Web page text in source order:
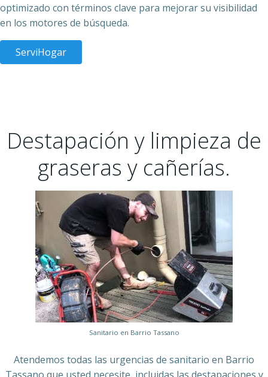
optimizado con términos clave para mejorar su visibilidad
en los motores de búsqueda.
ServiHogar
Destapación y limpieza de
graseras y cañerías.
Sanitario en Barrio Tassano
Atendemos todas las urgencias de sanitario en Barrio